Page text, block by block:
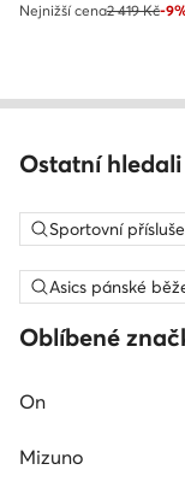
Nejnižší cena2 419 Kč-
Ostatní
Sportovní
Asics pánské
Oblíbené
On
Mizuno